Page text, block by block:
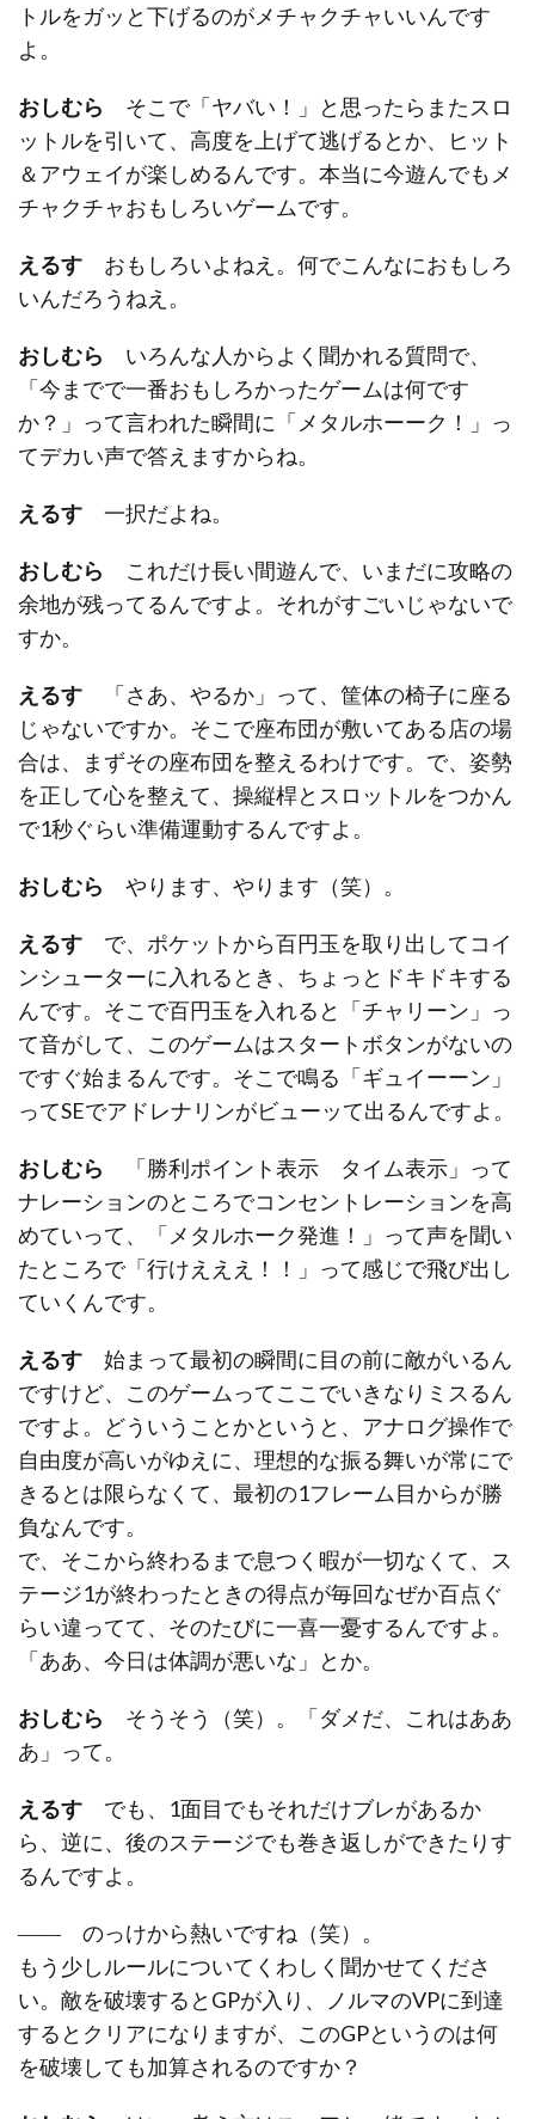
トルをガッと下げるのがメチャクチャいいんです
よ。
おしむら そこで「ヤバい！」と思ったらまたスロ
ットルを引いて、高度を上げて逃げるとか、ヒット
＆アウェイが楽しめるんです。本当に今遊んでもメ
チャクチャおもしろいゲームです。
えるす おもしろいよねえ。何でこんなにおもしろ
いんだろうねえ。
おしむら いろんな人からよく聞かれる質問で、
「今までで一番おもしろかったゲームは何です
か？」って言われた瞬間に「メタルホーーク！」っ
てデカい声で答えますからね。
えるす 一択だよね。
おしむら これだけ長い間遊んで、いまだに攻略の
余地が残ってるんですよ。それがすごいじゃないで
すか。
えるす 「さあ、やるか」って、筐体の椅子に座る
じゃないですか。そこで座布団が敷いてある店の場
合は、まずその座布団を整えるわけです。で、姿勢
を正して心を整えて、操縦桿とスロットルをつかん
で1秒ぐらい準備運動するんですよ。
おしむら やります、やります（笑）。
えるす で、ポケットから百円玉を取り出してコイ
ンシューターに入れるとき、ちょっとドキドキする
んです。そこで百円玉を入れると「チャリーン」っ
て音がして、このゲームはスタートボタンがないの
ですぐ始まるんです。そこで鳴る「ギュイーーン」
ってSEでアドレナリンがビューッて出るんですよ。
おしむら 「勝利ポイント表示 タイム表示」って
ナレーションのところでコンセントレーションを高
めていって、「メタルホーク発進！」って声を聞い
たところで「行けえええ！！」って感じで飛び出し
ていくんです。
えるす 始まって最初の瞬間に目の前に敵がいるん
ですけど、このゲームってここでいきなりミスるん
ですよ。どういうことかというと、アナログ操作で
自由度が高いがゆえに、理想的な振る舞いが常にで
きるとは限らなくて、最初の1フレーム目からが勝
負なんです。
で、そこから終わるまで息つく暇が一切なくて、ス
テージ1が終わったときの得点が毎回なぜか百点ぐ
らい違ってて、そのたびに一喜一憂するんですよ。
「ああ、今日は体調が悪いな」とか。
おしむら そうそう（笑）。「ダメだ、これはああ
あ」って。
えるす でも、1面目でもそれだけブレがあるか
ら、逆に、後のステージでも巻き返しができたりす
るんですよ。
―― のっけから熱いですね（笑）。
もう少しルールについてくわしく聞かせてくださ
い。敵を破壊するとGPが入り、ノルマのVPに到達
するとクリアになりますが、このGPというのは何
を破壊しても加算されるのですか？